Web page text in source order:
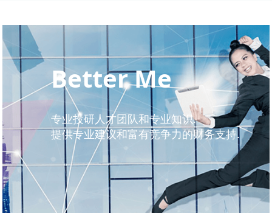
Better Me
专业投研人才团队和专业知识.
提供专业建议和富有竞争力的财务支持.